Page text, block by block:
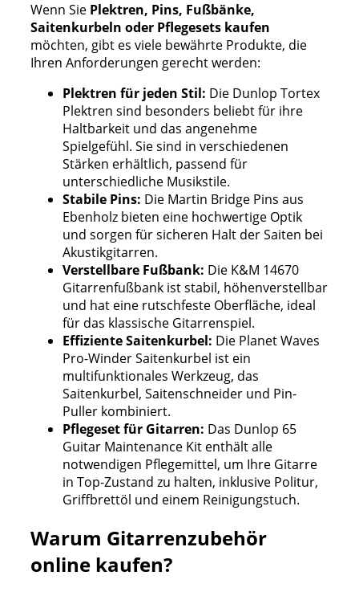
Wenn Sie Plektren, Pins, Fußbänke,
Saitenkurbeln oder Pflegesets kaufen
möchten, gibt es viele bewährte Produkte, die
Ihren Anforderungen gerecht werden:
Plektren für jeden Stil: Die Dunlop Tortex
Plektren sind besonders beliebt für ihre
Haltbarkeit und das angenehme
Spielgefühl. Sie sind in verschiedenen
Stärken erhältlich, passend für
unterschiedliche Musikstile.
Stabile Pins: Die Martin Bridge Pins aus
Ebenholz bieten eine hochwertige Optik
und sorgen für sicheren Halt der Saiten bei
Akustikgitarren.
Verstellbare Fußbank: Die K&M 14670
Gitarrenfußbank ist stabil, höhenverstellbar
und hat eine rutschfeste Oberfläche, ideal
für das klassische Gitarrenspiel.
Effiziente Saitenkurbel: Die Planet Waves
Pro-Winder Saitenkurbel ist ein
multifunktionales Werkzeug, das
Saitenkurbel, Saitenschneider und Pin-
Puller kombiniert.
Pflegeset für Gitarren: Das Dunlop 65
Guitar Maintenance Kit enthält alle
notwendigen Pflegemittel, um Ihre Gitarre
in Top-Zustand zu halten, inklusive Politur,
Griffbrettöl und einem Reinigungstuch.
Warum Gitarrenzubehör
online kaufen?